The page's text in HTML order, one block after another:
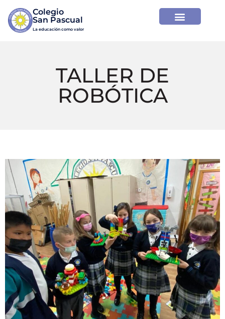
Colegio
La educación como valor
TALLER DE
ROBÓTICA